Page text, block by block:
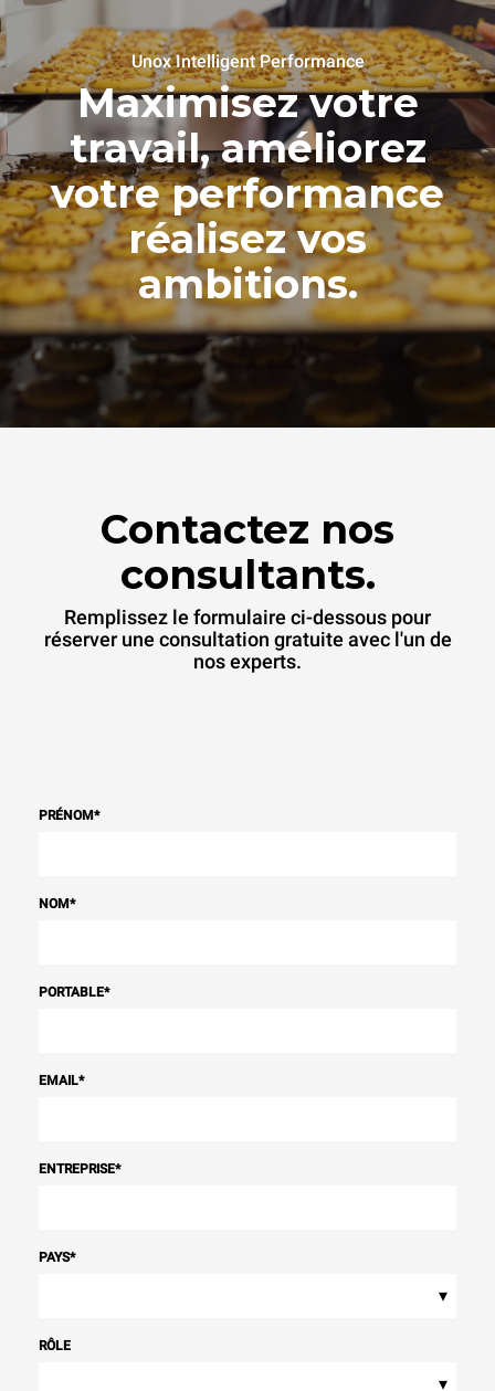
Unox Intelligent Performance
Maximisez votre
travail, améliorez
votre performance
réalisez vos
ambitions.
Contactez nos
consultants.
Remplissez le formulaire ci-dessous pour
réserver une consultation gratuite avec l'un de
nos experts.
PRÉNOM*
NOM*
PORTABLE*
EMAIL*
ENTREPRISE*
PAYS*
▾
RÔLE
▾